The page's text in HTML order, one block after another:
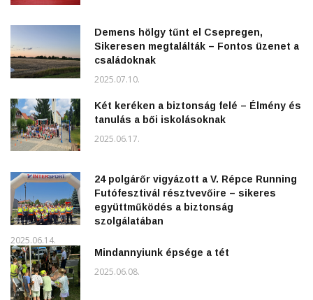
Demens hölgy tűnt el Csepregen,
Sikeresen megtalálták – Fontos üzenet a
családoknak
2025.07.10.
Két keréken a biztonság felé – Élmény és
tanulás a bői iskolásoknak
2025.06.17.
24 polgárőr vigyázott a V. Répce Running
Futófesztivál résztvevőire – sikeres
együttműködés a biztonság
szolgálatában
2025.06.14.
Mindannyiunk épsége a tét
2025.06.08.